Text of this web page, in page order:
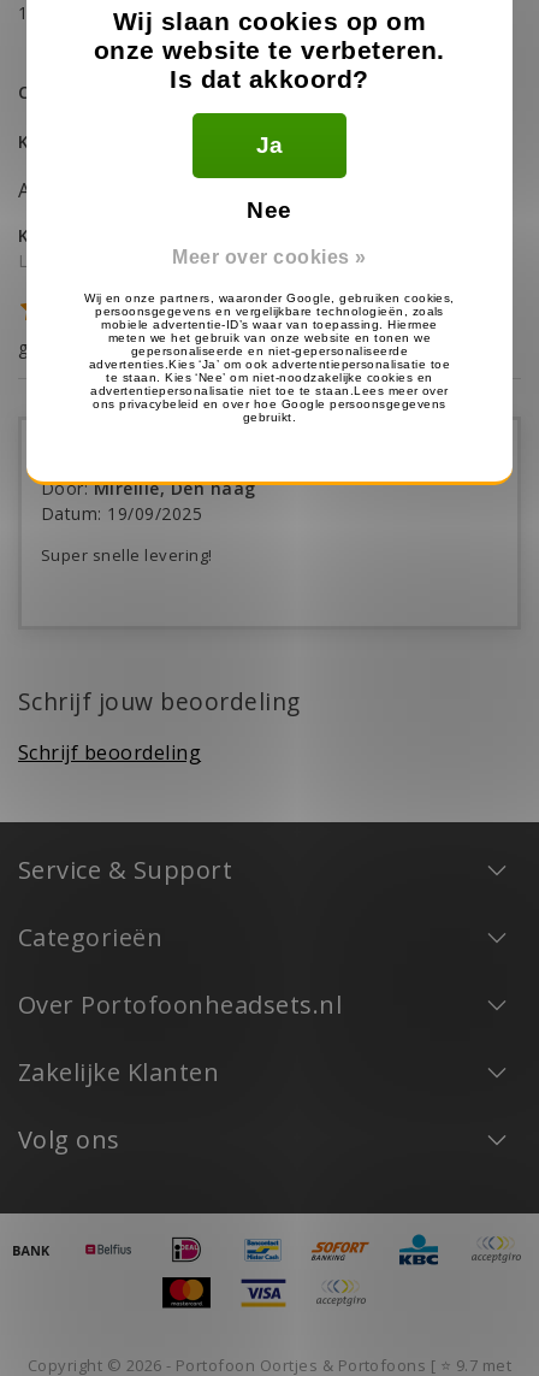
1x Kanaal knop
Compatibel met:
Kenwood TK-3501
Artikelnummer: TK-3501-KNB
Kan je iets niet vinden of heb je vragen?
Laat ons helpen!
4,0/5
gemiddelde van 1 review(s)
Door:Mireille, Den haag
Datum: 19/09/2025
Super snelle levering!
Schrijf jouw beoordeling
Schrijf beoordeling
Service & Support
Categorieën
Over Portofoonheadsets.nl
Zakelijke Klanten
Volg ons
Copyright © 2026 - Portofoon Oortjes & Portofoons [ ⭐️ 9.7 met
Wij slaan cookies op om
onze website te verbeteren.
Is dat akkoord?
Ja
Nee
Meer over cookies »